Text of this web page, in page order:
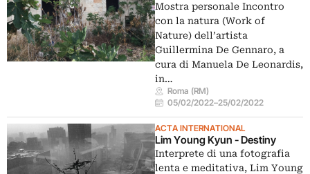
Mostra personale Incontro
con la natura (Work of
Nature) dell’artista
Guillermina De Gennaro, a
cura di Manuela De Leonardis,
in…
Roma (RM)
05/02/2022–25/02/2022
ACTA INTERNATIONAL
Lim Young Kyun - Destiny
Interprete di una fotografia
lenta e meditativa, Lim Young